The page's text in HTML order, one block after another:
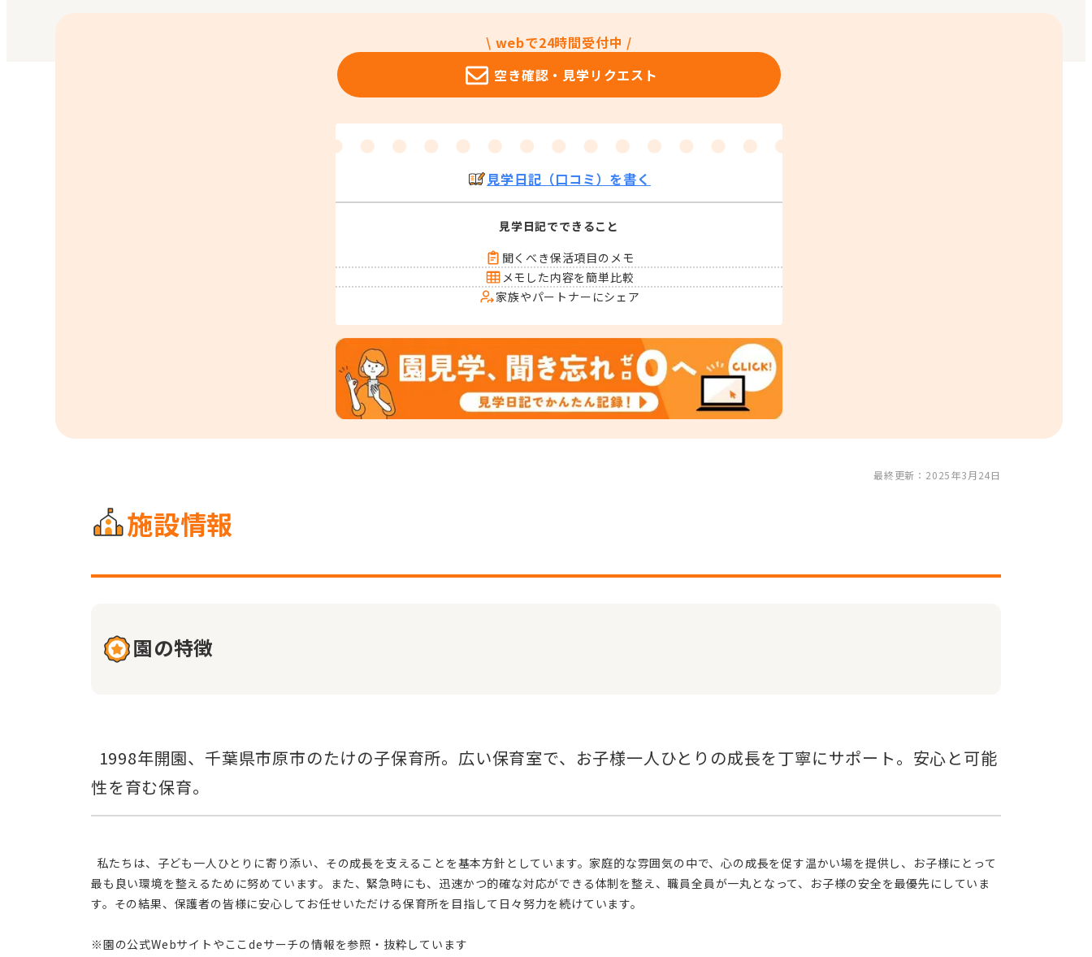
\ webで24時間受付中 /
空き確認・ 見学リクエスト
見学日記（口コミ）を書く
見学日記でできること
聞くべき保活項目のメモ
メモした内容を簡単比較
家族やパートナーにシェア
最終更新：2025年3月24日
施設情報
園の特徴
最も良い環境を整えるために努めています。また、緊急時にも、迅速かつ的確な対応ができる体制を整え、職員全員が一丸となって、お子様の安全を最優先にしていま
す。その結果、保護者の皆様に安心してお任せいただける保育所を目指して日々努力を続けています。